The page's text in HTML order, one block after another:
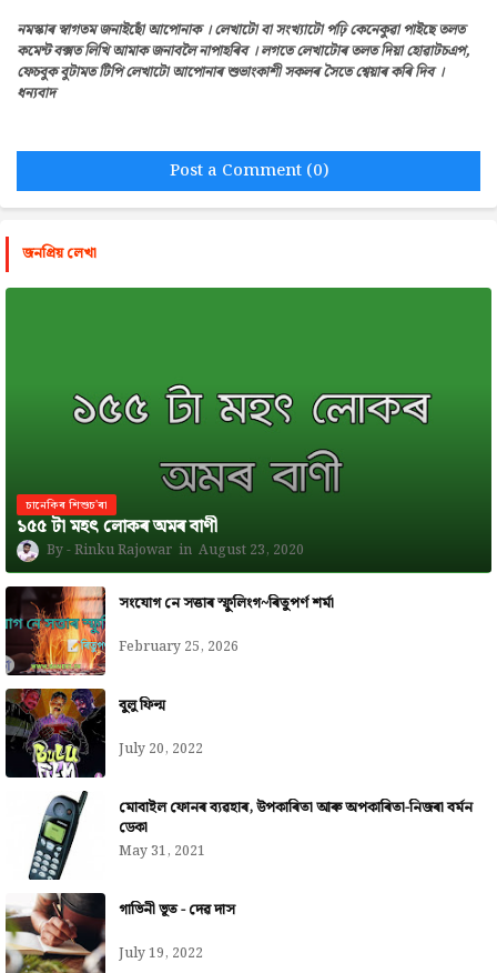
নমস্কাৰ স্বাগতম জনাইছোঁ আপোনাক । লেখাটো বা সংখ্যাটো পঢ়ি কেনেকুৱা পাইছে তলত
কমেন্ট বক্সত লিখি আমাক জনাবলৈ নাপাহৰিব । লগতে লেখাটোৰ তলত দিয়া হোৱাটচএপ,
ফেচবুক বুটামত টিপি লেখাটো আপোনাৰ শুভাংকাশী সকলৰ সৈতে শ্বেয়াৰ কৰি দিব ।
ধন্যবাদ
Post a Comment (0)
জনপ্রিয় লেখা
চানেকিৰ শিশুচ'ৰা
১৫৫ টা মহৎ লোকৰ অমৰ বাণী
Rinku Rajowar August 23, 2020
সংযোগ নে সত্তাৰ স্ফুলিংগ~ৰিতুপৰ্ণ শৰ্মা
February 25, 2026
বুলু ফিল্ম
July 20, 2022
মোবাইল ফোনৰ ব্যৱহাৰ, উপকাৰিতা আৰু অপকাৰিতা-নিজৰা বৰ্মন
ডেকা
May 31, 2021
গাভিনী ভূত - দেৱ দাস
July 19, 2022